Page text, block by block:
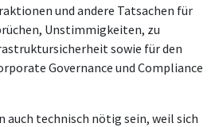
und andere Tatsachen für
Unstimmigkeiten, zu
sowie für den
Governance und Compliance
auch technisch nötig sein, weil sich